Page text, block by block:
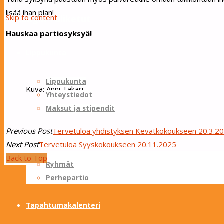
Sotungin Tuliketut
Skip to content
Lippukunta
Yhteystiedot
Maksut ja stipendit
Ryhmät
Ryhmät
Perhepartio
Tapahtumakalenteri
lisää ihan pian!
Hauskaa partiosyksyä!
Kuva: Anni Takari
Previous PostTervetuloa yhdistyksen Kevätkokoukseen
Next PostTervetuloa Syyskokoukseen 20.11.2025
Back to Top